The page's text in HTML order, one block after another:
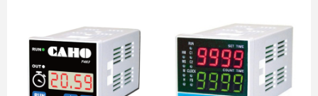
AME bàn giao thiết bị chuyển đổi tín
hiệu WGP-DE-15P-3, WSP-EZ-15P-DX
và WGP-EZ-15P-1